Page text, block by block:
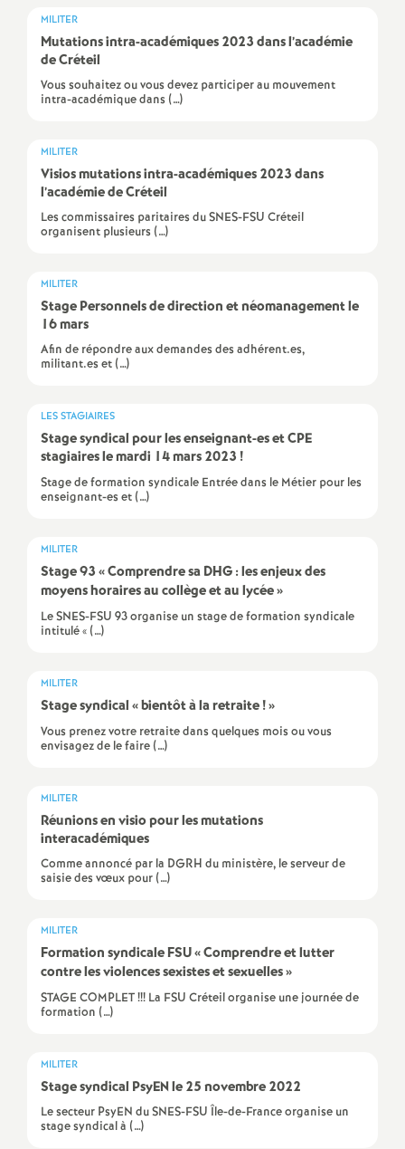
m
n
t
d
e
e
c
n
d
r
l
a
n
MILITER
Mutations intra-académiques 2023 dans l’académie
de Créteil
Vous souhaitez ou vous devez participer au mouvement
intra-académique dans (…)
MILITER
Visios mutations intra-académiques 2023 dans
l’académie de Créteil
Les commissaires paritaires du SNES-FSU Créteil
organisent plusieurs (…)
MILITER
Stage Personnels de direction et néomanagement le
16 mars
Afin de répondre aux demandes des adhérent.es,
militant.es et (…)
LES STAGIAIRES
Stage syndical pour les enseignant-es etCPE
stagiaires le mardi 14 mars 2023 !
Stage de formation syndicale Entrée dans le Métier pour les
enseignant-es et (…)
MILITER
Stage 93 «Comprendre saDHG: les enjeux des
moyens horaires au collège et au lycée»
Le SNES-FSU 93 organise un stage de formation syndicale
intitulé « (…)
MILITER
Stage syndical «bientôt à la retraite!»
Vous prenez votre retraite dans quelques mois ou vous
envisagez de le faire (…)
MILITER
Réunions en visio pour les mutations
interacadémiques
Comme annoncé par la DGRH du ministère, le serveur de
saisie des vœux pour (…)
MILITER
Formation syndicaleFSU«Comprendre et lutter
contre les violences sexistes et sexuelles»
STAGE COMPLET !!! La FSU Créteil organise une journée de
formation (…)
MILITER
Stage syndical PsyEN le 25 novembre 2022
Le secteur PsyEN du SNES-FSU Île-de-France organise un
stage syndical à (…)